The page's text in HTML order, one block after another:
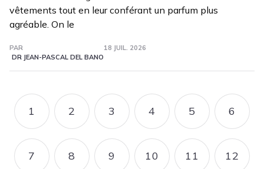
vêtements tout en leur conférant un parfum plus
agréable. On le
PAR
DR JEAN-PASCAL DEL BANO
18 JUIL. 2026
Pagination
PAGE
1 PAGE
2 PAGE
3 PAGE
4 PAGE
5 PAGE
6
PAGE
7 PAGE
8 PAGE
9 PAGE
10 PAGE
11 PAGE
12